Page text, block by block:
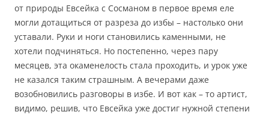
от природы Евсейка с Сосманом в первое время еле
могли дотащиться от разреза до избы – настолько они
уставали. Руки и ноги становились каменными, не
хотели подчиняться. Но постепенно, через пару
месяцев, эта окаменелость стала проходить, и урок уже
не казался таким страшным. А вечерами даже
возобновились разговоры в избе. И вот как – то артист,
видимо, решив, что Евсейка уже достиг нужной степени